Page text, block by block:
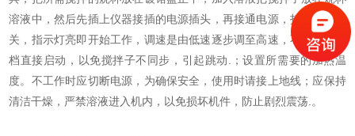
溶液中，然后先插上仪器接插的电源插头，再接通电源，打开电源开
关，指示灯亮即开始工作，调速是由低速逐步调至高速，不允许高速
档直接启动，以免搅拌子不同步，引起跳动.；设置所需要的加热温
度。不工作时应切断电源，为确保安全，使用时请接上地线；应保持
清洁干燥，严禁溶液进入机内，以免损坏机件，防止剧烈震荡.。